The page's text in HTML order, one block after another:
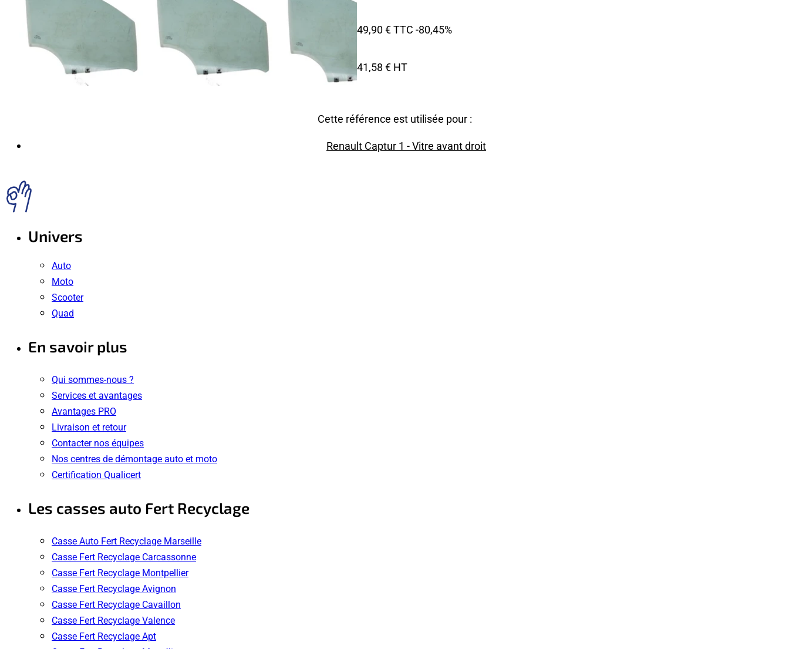
49,90 € TTC -80,45%
41,58 € HT
Cette référence est utilisée pour :
Renault Captur 1 - Vitre avant droit
Univers
Auto
Moto
Scooter
Quad
En savoir plus
Qui sommes-nous ?
Services et avantages
Avantages PRO
Livraison et retour
Contacter nos équipes
Nos centres de démontage auto et moto
Certification Qualicert
Les casses auto Fert Recyclage
Casse Auto Fert Recyclage Marseille
Casse Fert Recyclage Carcassonne
Casse Fert Recyclage Montpellier
Casse Fert Recyclage Avignon
Casse Fert Recyclage Cavaillon
Casse Fert Recyclage Valence
Casse Fert Recyclage Apt